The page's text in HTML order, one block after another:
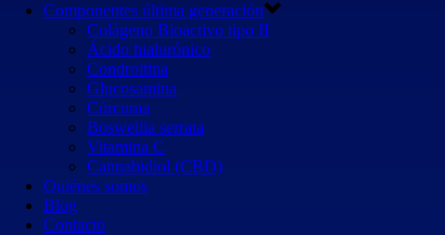
Componentes última generación
Colágeno Bioactivo tipo II
Ácido hialurónico
Condroitina
Glucosamina
Cúrcuma
Boswellia serrata
Vitamina C
Cannabidiol (CBD)
Quiénes somos
Blog
Contacto